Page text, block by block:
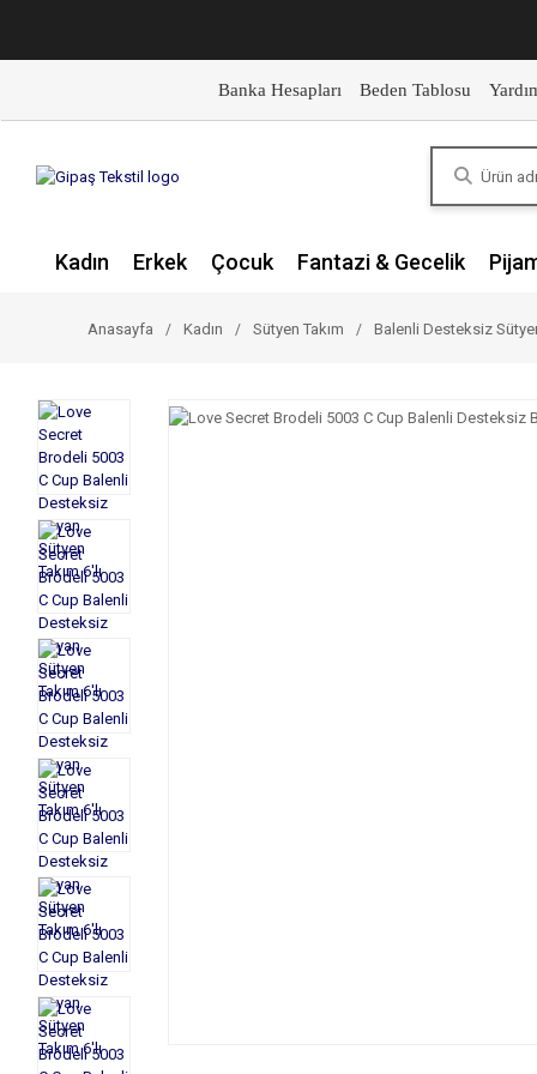
Banka Hesapları Beden Tablosu
Kadın Erkek Çocuk Fantazi & Gecelik
Anasayfa Kadın Sütyen Takım Balenli Desteksiz